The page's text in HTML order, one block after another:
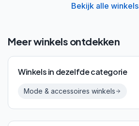
Bekijk alle winkels
Meer winkels ontdekken
Winkels in dezelfde categorie
Mode & accessoires winkels